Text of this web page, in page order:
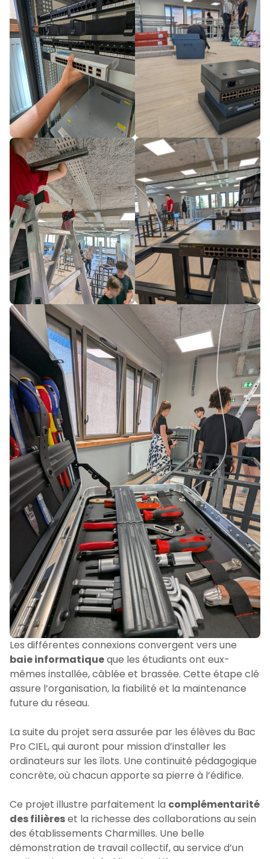
Les différentes connexions convergent vers une
baie informatiqueque les étudiants ont eux-
mêmes installée, câblée et brassée. Cette étape clé
assure l’organisation, la fiabilité et la maintenance
future du réseau.
La suite du projet sera assurée par les élèves du Bac
Pro CIEL, qui auront pour mission d’installer les
ordinateurs sur les îlots. Une continuité pédagogique
concrète, où chacun apporte sa pierre à l’édifice.
Ce projet illustre parfaitement la complémentarité
des filièreset la richesse des collaborations au sein
des établissements Charmilles. Une belle
démonstration de travail collectif, au service d’un